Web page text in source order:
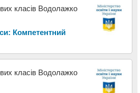
класів Водолажко
Компетентний
класів Водолажко